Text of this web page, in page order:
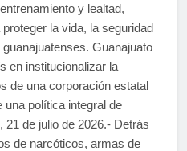
y lealtad,
la vida, la seguridad
Guanajuato
en institucionalizar la
de una corporación estatal
una política integral de
21 de julio de 2026.- Detrás
de narcóticos, armas de